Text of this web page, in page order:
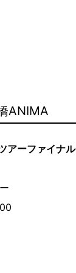
ANIMA
アーファイナル